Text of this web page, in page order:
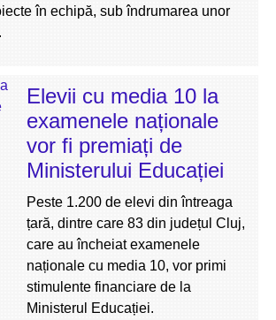
în echipă, sub îndrumarea unor
Elevii cu media 10 la
examenele naționale
vor fi premiați de
Ministerului Educației
Peste 1.200 de elevi din întreaga
țară, dintre care 83 din județul Cluj,
care au încheiat examenele
naționale cu media 10, vor primi
stimulente financiare de la
Ministerul Educației.